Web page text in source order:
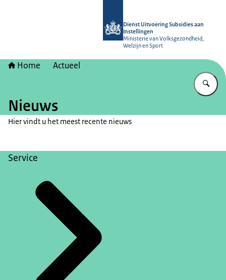
Dienst Uitvoering Subsidies aan
Instellingen
Ministerie van Volksgezondheid,
Welzijn en Sport
Home Actueel
Nieuws
Hier vindt u het meest recente nieuws
Service